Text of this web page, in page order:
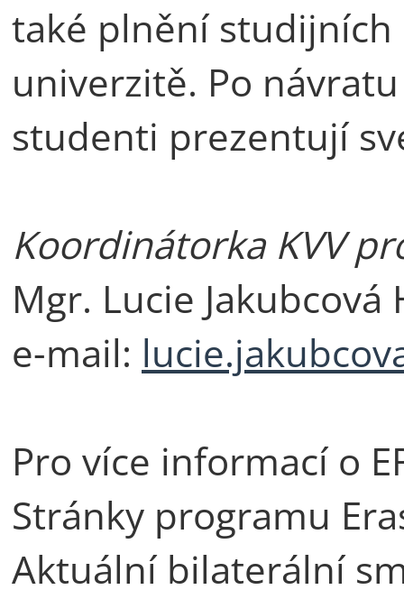
také plnění
univerzitě. Po
studenti prezentují
Koordinátorka KVV
Mgr. Lucie Jakubcová
e-mail:
Pro více informací o
Stránky programu
Aktuální bilaterální